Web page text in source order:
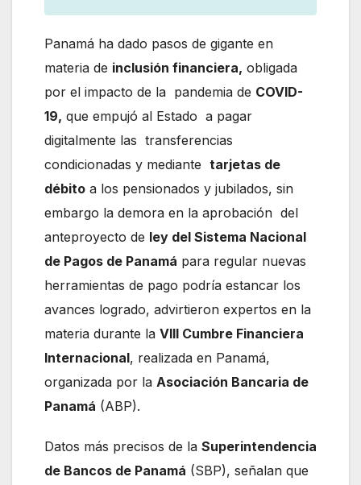
Panamá ha dado pasos de gigante en
materia de inclusión financiera, obligada
por el impacto de la pandemia de COVID-
19, que empujó al Estado a pagar
digitalmente las transferencias
condicionadas y mediante tarjetas de
débito a los pensionados y jubilados, sin
embargo la demora en la aprobación del
anteproyecto de ley del Sistema Nacional
de Pagos de Panamá para regular nuevas
herramientas de pago podría estancar los
avances logrado, advirtieron expertos en la
materia durante la VIII Cumbre Financiera
Internacional, realizada en Panamá,
organizada por la Asociación Bancaria de
Panamá (ABP).
Datos más precisos de la Superintendencia
de Bancos de Panamá (SBP), señalan que